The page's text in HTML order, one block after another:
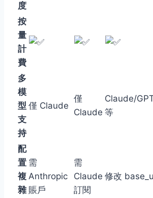
度
按
量
計
費
多
模
型
支
持
僅 Claude
僅
Claude
Claude/
等
配
置
複
雜
需
Anthropic
賬戶
需
Claude
訂閱
修改